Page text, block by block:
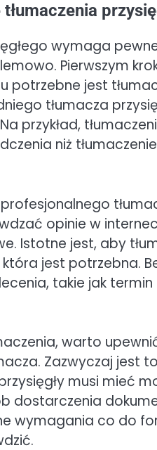
wymaga
Pierwszym
potrzebne jest
tłumacza
przykład,
niż
opinie w
Istotne jest, aby
jest potrzebna.
takie jak
warto
Zazwyczaj jest
musi mieć
dostarczenia
wymagania co do